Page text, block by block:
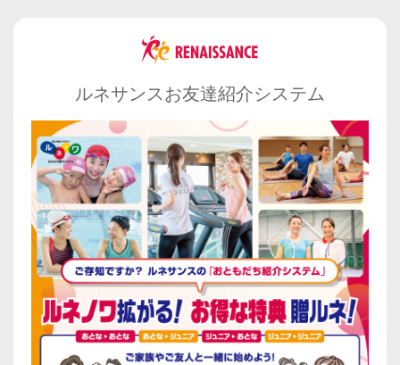
ルネサンスお友達紹介システム